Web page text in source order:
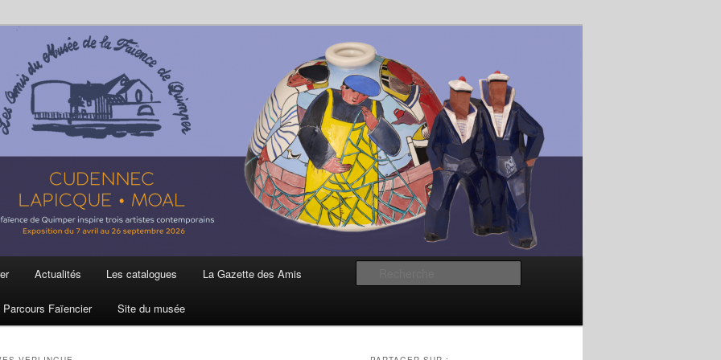
et de la Faïence de Quimper
Actualités Les catalogues La Gazette des Amis
Parcours Faïencier Site du musée